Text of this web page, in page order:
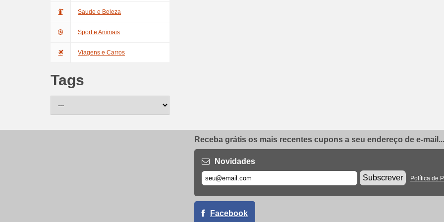
Saude e Beleza
Sport e Animais
Viagens e Carros
Tags
Receba grátis os mais recentes cupons a seu endereço de e-mail...
Novidades
Subscrever
Política de
Facebook